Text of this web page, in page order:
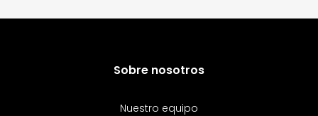
Sobre nosotros
Nuestro equipo